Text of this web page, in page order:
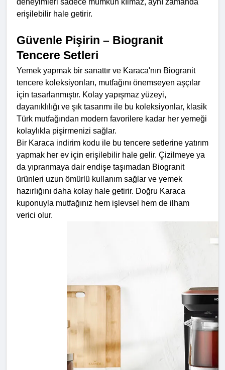
erişilebilir hale getirir.
Güvenle Pişirin – Biogranit
Tencere Setleri
Yemek yapmak bir sanattır ve Karaca'nın Biogranit
tencere koleksiyonları, mutfağını önemseyen aşçılar
için tasarlanmıştır. Kolay yapışmaz yüzeyi,
dayanıklılığı ve şık tasarımı ile bu koleksiyonlar, klasik
Türk mutfağından modern favorilere kadar her yemeği
kolaylıkla pişirmenizi sağlar.
Bir Karaca indirim kodu ile bu tencere setlerine yatırım
yapmak her ev için erişilebilir hale gelir. Çizilmeye ya
da yıpranmaya dair endişe taşımadan Biogranit
ürünleri uzun ömürlü kullanım sağlar ve yemek
hazırlığını daha kolay hale getirir. Doğru Karaca
kuponuyla mutfağınız hem işlevsel hem de ilham
verici olur.